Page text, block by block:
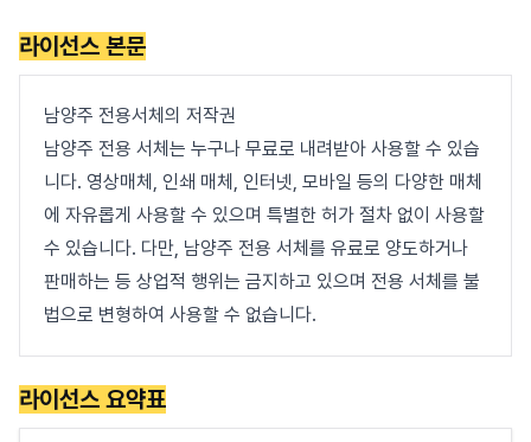
라이선스 본문
남양주 전용서체의 저작권
남양주 전용 서체는 누구나 무료로 내려받아 사용할 수 있습
니다. 영상매체, 인쇄 매체, 인터넷, 모바일 등의 다양한 매체
에 자유롭게 사용할 수 있으며 특별한 허가 절차 없이 사용할
수 있습니다. 다만, 남양주 전용 서체를 유료로 양도하거나
판매하는 등 상업적 행위는 금지하고 있으며 전용 서체를 불
법으로 변형하여 사용할 수 없습니다.
라이선스 요약표